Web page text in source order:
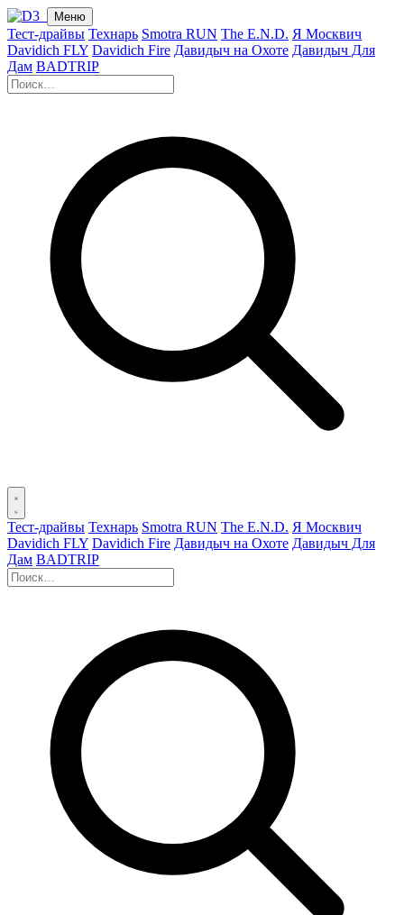
Меню
Тест-драйвы Технарь Smotra RUN The E.N.D. Я Москвич
Davidich FLY Davidich Fire Давидыч на Охоте Давидыч Для
Дам BADTRIP
Тест-драйвы Технарь Smotra RUN The E.N.D. Я Москвич
Davidich FLY Davidich Fire Давидыч на Охоте Давидыч Для
Дам BADTRIP